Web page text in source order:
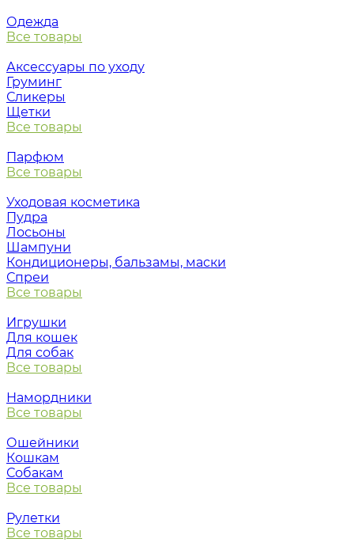
Одежда
Все товары
Аксессуары по уходу
Груминг
Сликеры
Щетки
Все товары
Парфюм
Все товары
Уходовая косметика
Пудра
Лосьоны
Шампуни
Кондиционеры, бальзамы, маски
Спреи
Все товары
Игрушки
Для кошек
Для собак
Все товары
Намордники
Все товары
Ошейники
Кошкам
Собакам
Все товары
Рулетки
Все товары